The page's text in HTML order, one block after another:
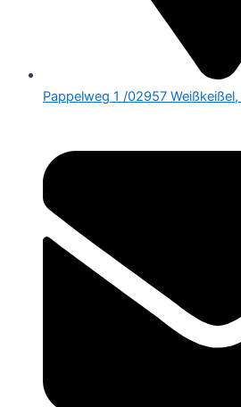
Pappelweg 1 /02957